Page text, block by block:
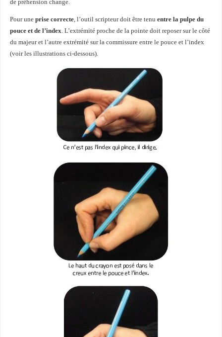
de préhension change.
Pour une prise correcte, l’outil scripteur doit être tenu entre la pulpe du
pouce et de l’index. L’extrémité proche de la pointe doit reposer sur le côté
du majeur et l’autre extrémité sur la commissure entre le pouce et l’index
(voir les illustrations ci-dessous).